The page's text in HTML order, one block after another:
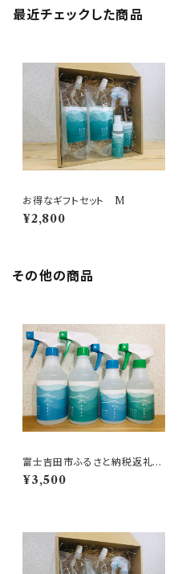
最近チェックした商品
お得なギフトセット M
¥2,800
その他の商品
富士吉田市ふるさと納税返礼品
セット
¥3,500